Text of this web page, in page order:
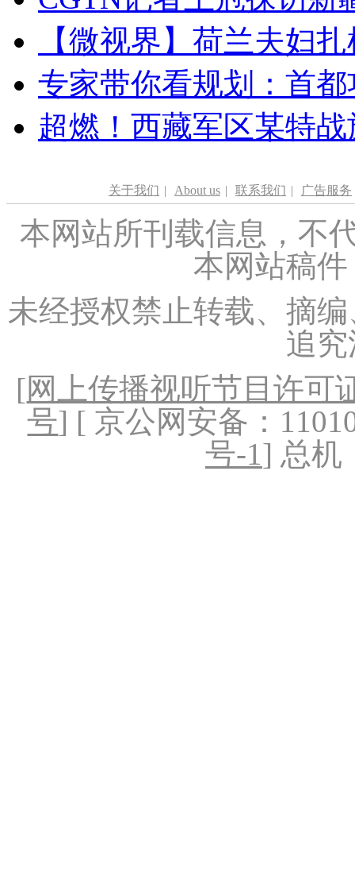
【微视界】荷兰夫妇
专家带你看规划：首
超燃！西藏军区某特
关于我们 | About us | 联系我们 | 广告服务
本网站所刊载信息，不
本网站稿
未经授权禁止转载、摘
追
[网上传播视听节目许可
号] [ 京公网安备：
号-1] 总机